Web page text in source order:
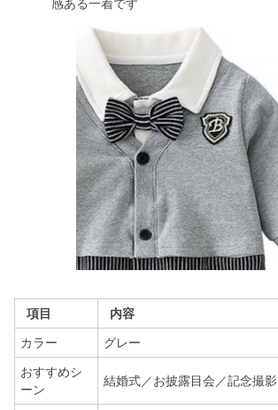
感ある一着です
項目 内容
カラー グレー
おすすめシ
ーン
結婚式／お披露目会／記念撮影